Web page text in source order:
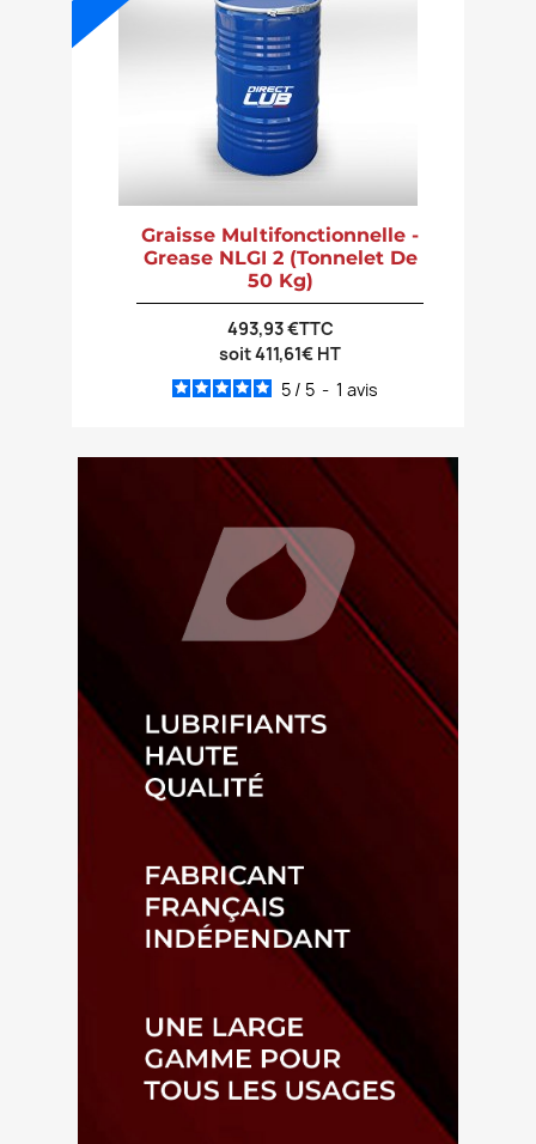
Graisse Multifonctionnelle -
Grease NLGI 2 (tonnelet De
50 Kg)
493,93 €TTC
soit 411,61€ HT
5 / 5 - 1 avis